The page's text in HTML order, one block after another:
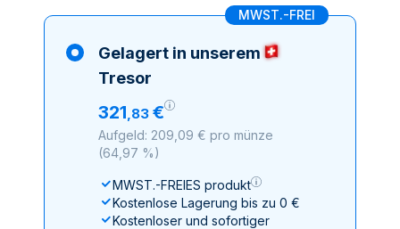
MWST.-FREI
Gelagert in unserem
Tresor
321,83 €
Aufgeld: 209,09 € pro münze
(64,97 %)
MWST.-FREIES produkt
Kostenlose Lagerung bis zu 0 €
Kostenloser und sofortiger